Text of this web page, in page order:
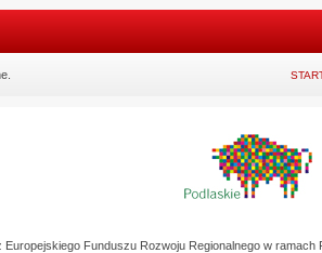
Funduszu Rozwoju Regionalnego w